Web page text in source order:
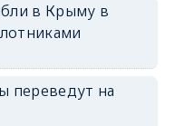
в Крыму в
переведут на